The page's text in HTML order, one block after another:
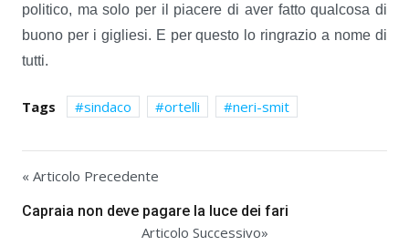
politico, ma solo per il piacere di aver fatto qualcosa di
buono per i gigliesi. E per questo lo ringrazio a nome di
tutti.
Tags sindaco ortelli neri-smit
« Articolo Precedente
Capraia non deve pagare la luce dei fari
Articolo Successivo»